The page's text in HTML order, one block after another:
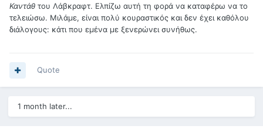
Καντάθ του Λάβκραφτ. Ελπίζω αυτή τη φορά να καταφέρω να το
τελειώσω. Μιλάμε, είναι πολύ κουραστικός και δεν έχει καθόλου
διάλογους: κάτι που εμένα με ξενερώνει συνήθως.
Quote
1 month later...